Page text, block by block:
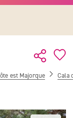
est Majorque Cala